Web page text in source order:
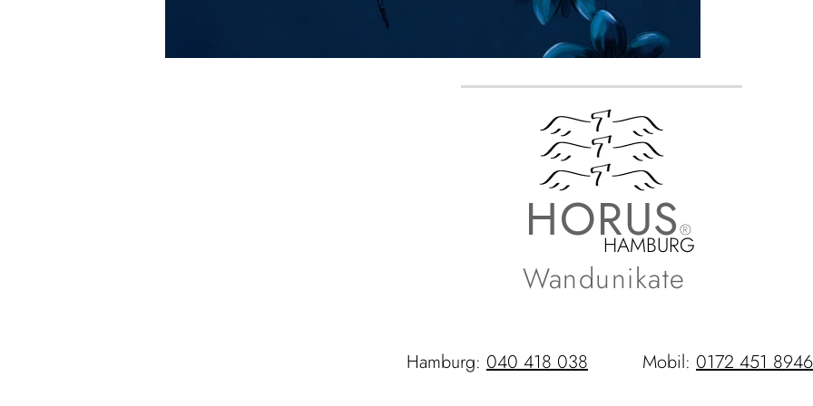
HORUS®
Wandunikate
Hamburg: 040 418 038 Mobil: 0172 451 8946
HAMBURG